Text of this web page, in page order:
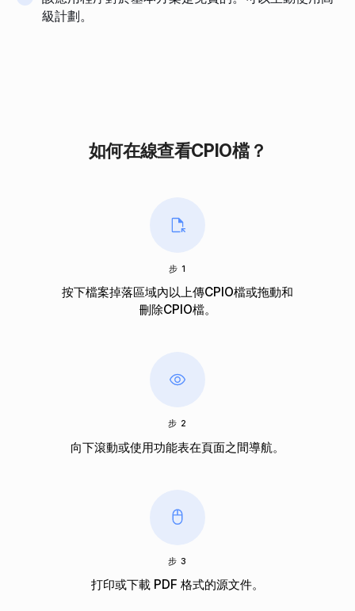
級計劃。
如何在線查看CPIO檔？
步 1
按下檔案掉落區域內以上傳CPIO檔或拖動和
刪除CPIO檔。
步 2
向下滾動或使用功能表在頁面之間導航。
步 3
打印或下載 PDF 格式的源文件。